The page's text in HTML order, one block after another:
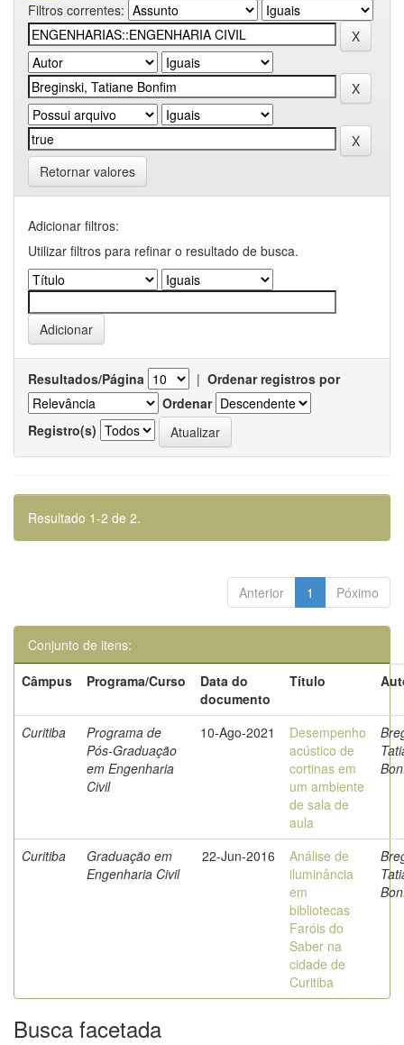
Filtros correntes:
Retornar valores
Adicionar filtros:
Utilizar filtros para refinar o resultado de busca.
Resultados/Página | Ordenar registros por
Ordenar
Registro(s)
Resultado 1-2 de 2.
Anterior 1 Póximo
Conjunto de itens:
Câmpus
Programa/Curso
Data do
documento
Título
Curitiba
Programa de
Pós-Graduação
em Engenharia
Civil
10-Ago-2021
Desempenho
acústico de
cortinas em
um ambiente
de sala de
aula
Curitiba
Graduação em
Engenharia Civil
22-Jun-2016
Análise de
iluminância
em
bibliotecas
Faróis do
Saber na
cidade de
Curitiba
Busca facetada